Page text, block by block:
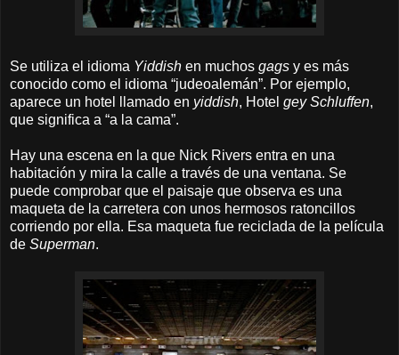
Se utiliza el idioma Yiddish en muchos gags y es más
conocido como el idioma “judeoalemán”. Por ejemplo,
aparece un hotel llamado en yiddish, Hotel gey Schluffen,
que significa a “a la cama”.
Hay una escena en la que Nick Rivers entra en una
habitación y mira la calle a través de una ventana. Se
puede comprobar que el paisaje que observa es una
maqueta de la carretera con unos hermosos ratoncillos
corriendo por ella. Esa maqueta fue reciclada de la película
de Superman.